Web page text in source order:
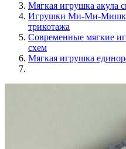
Мягкая игрушка акула
Игрушки Ми-Ми-Мишки
трикотажа
Современные мягкие
схем
Мягкая игрушка